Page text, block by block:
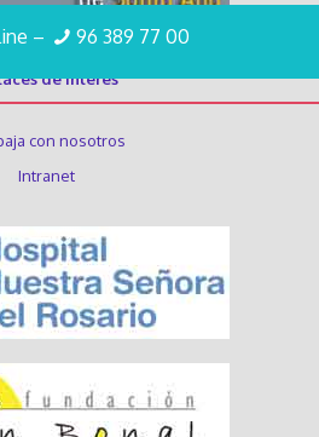
– 96 389 77 00
de interés
con nosotros
Intranet